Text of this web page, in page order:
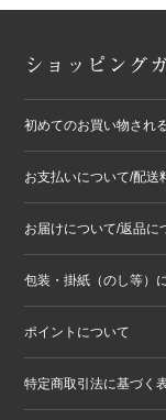
ショッピング
初めてのお買い物され
お支払いについて/配送
お届けについて/返品に
包装・掛紙（のし等）
ポイントについて
特定商取引法に基づく